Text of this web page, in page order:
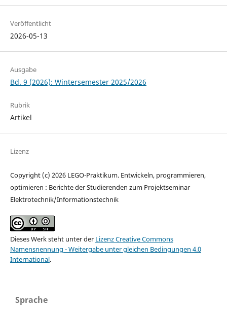
Veröffentlicht
2026-05-13
Ausgabe
Bd. 9 (2026): Wintersemester 2025/2026
Rubrik
Artikel
Lizenz
Copyright (c) 2026 LEGO-Praktikum. Entwickeln, programmieren,
optimieren : Berichte der Studierenden zum Projektseminar
Elektrotechnik/Informationstechnik
Dieses Werk steht unter der Lizenz Creative Commons
Namensnennung - Weitergabe unter gleichen Bedingungen 4.0
International.
Sprache